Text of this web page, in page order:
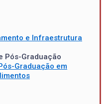
e Infraestrutura
Pós-Graduação
Graduação em